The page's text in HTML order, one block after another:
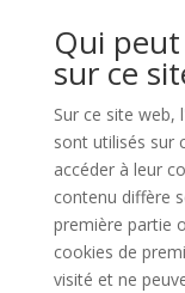
Qui
sur ce
Sur ce site web,
sont utilisés sur
accéder à leur
contenu diffère
première partie
cookies de
visité et ne